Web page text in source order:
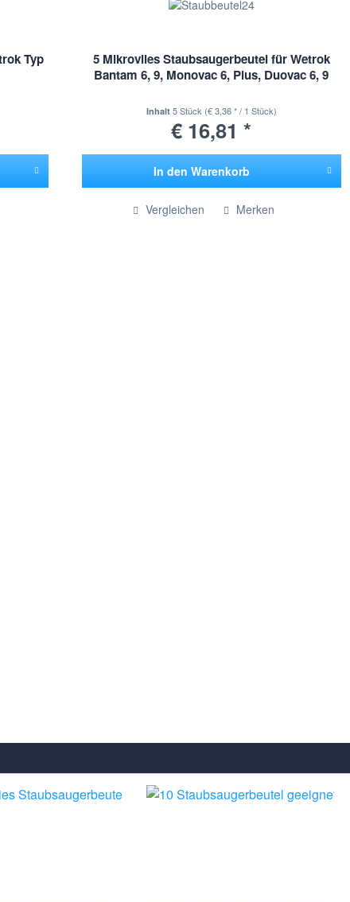
Typ
5 Mikrovlies Staubsaugerbeutel für Wetrok
Bantam 6, 9, Monovac 6, Plus, Duovac 6, 9
Inhalt 5 Stück (€ 3,36 * / 1 Stück)
€ 16,81 *
In den Warenkorb
Vergleichen Merken